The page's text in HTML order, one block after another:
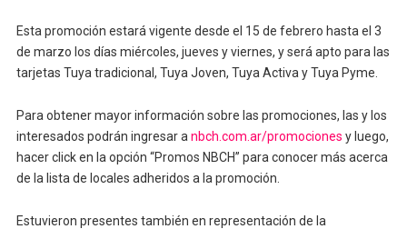
Esta promoción estará vigente desde el 15 de febrero hasta el 3
de marzo los días miércoles, jueves y viernes, y será apto para las
tarjetas Tuya tradicional, Tuya Joven, Tuya Activa y Tuya Pyme.
Para obtener mayor información sobre las promociones, las y los
interesados podrán ingresar a nbch.com.ar/promociones y luego,
hacer click en la opción “Promos NBCH” para conocer más acerca
de la lista de locales adheridos a la promoción.
Estuvieron presentes también en representación de la